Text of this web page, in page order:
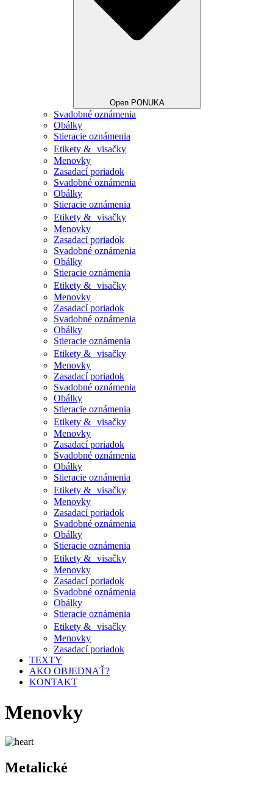
Open PONUKA
Svadobné oznámenia
Obálky
Stieracie oznámenia
Etikety & visačky
Menovky
Zasadací poriadok
Svadobné oznámenia
Obálky
Stieracie oznámenia
Etikety & visačky
Menovky
Zasadací poriadok
Svadobné oznámenia
Obálky
Stieracie oznámenia
Etikety & visačky
Menovky
Zasadací poriadok
Svadobné oznámenia
Obálky
Stieracie oznámenia
Etikety & visačky
Menovky
Zasadací poriadok
Svadobné oznámenia
Obálky
Stieracie oznámenia
Etikety & visačky
Menovky
Zasadací poriadok
Svadobné oznámenia
Obálky
Stieracie oznámenia
Etikety & visačky
Menovky
Zasadací poriadok
Svadobné oznámenia
Obálky
Stieracie oznámenia
Etikety & visačky
Menovky
Zasadací poriadok
Svadobné oznámenia
Obálky
Stieracie oznámenia
Etikety & visačky
Menovky
Zasadací poriadok
TEXTY
AKO OBJEDNAŤ?
KONTAKT
Menovky
Metalické